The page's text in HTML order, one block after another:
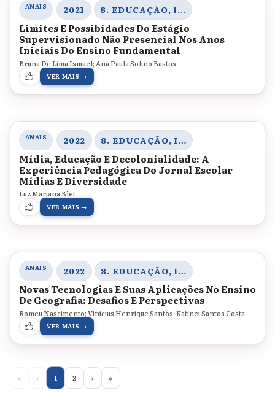
ANAIS 2021 8. EDUCAÇÃO, INOVAÇÃO E TECNOLOGIAS
Limites E Possibidades Do Estágio
Supervisionado Não Presencial Nos Anos
Iniciais Do Ensino Fundamental
Bruna De Lima Ismael; Ana Paula Solino Bastos
VER MAIS →
ANAIS 2022 8. EDUCAÇÃO, INOVAÇÃO E TECNOLOGIAS
Mídia, Educação E Decolonialidade: A
Experiência Pedagógica Do Jornal Escolar
Mídias E Diversidade
Luz Mariana Blet
VER MAIS →
ANAIS 2022 8. EDUCAÇÃO, INOVAÇÃO E TECNOLOGIAS
Novas Tecnologias E Suas Aplicações No Ensino
De Geografia: Desafios E Perspectivas
Romeu Nascimento; Vinicius Henrique Santos; Katinei Santos Costa
VER MAIS →
« ‹ 1 2 › »